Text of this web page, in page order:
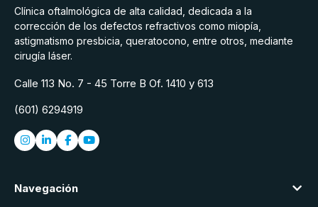
Clínica oftalmológica de alta calidad, dedicada a la
corrección de los defectos refractivos como miopía,
astigmatismo presbicia, queratocono, entre otros, mediante
cirugía láser.
Calle 113 No. 7 - 45 Torre B Of. 1410 y 613
(601) 6294919
Navegación